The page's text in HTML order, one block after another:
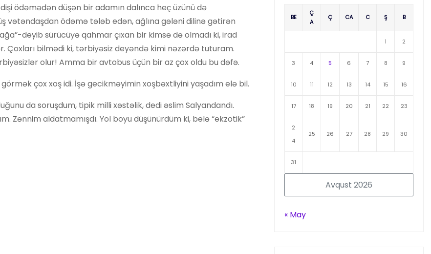
ödəmədən düşən bir adamın dalınca heç üzünü də
vətəndaşdan ödəmə tələb edən, ağlına gələni dilinə gətirən
deyib sürücüyə qahmar çıxan bir kimsə də olmadı ki, irad
Çoxları bilmədi ki, tərbiyəsiz deyəndə kimi nəzərdə tuturam.
olur! Amma bir avtobus üçün bir az çox oldu bu dəfə.
çox xoş idi. İşə gecikməyimin xoşbəxtliyini yaşadım elə bil.
da soruşdum, tipik milli xəstəlik, dedi əslim Salyandandı.
Zənnim aldatmamışdı. Yol boyu düşünürdüm ki, belə “ekzotik”
Avqust 2026
BE
Ç
A
Ç CA C Ş B
1 2
3 4 5 6 7 8 9
10 11 12 13 14 15 16
17 18 19 20 21 22 23
2
4
25 26 27 28 29 30
31
« May